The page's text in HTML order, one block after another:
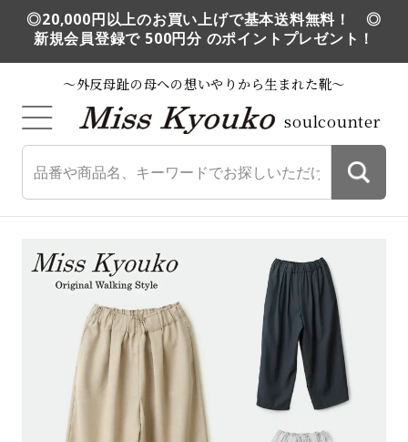
◎20,000円以上のお買い上げで基本送料無料！ ◎
新規会員登録で 500円分 のポイントプレゼント！
～外反母趾の母への想いやりから生まれた靴～
soulcounter